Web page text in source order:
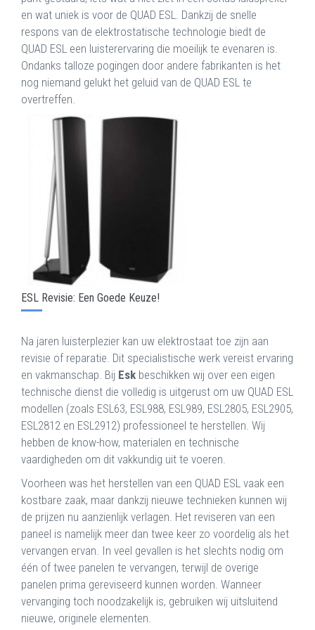
en wat uniek is voor de QUAD ESL. Dankzij de snelle
respons van de elektrostatische technologie biedt de
QUAD ESL een luisterervaring die moeilijk te evenaren is.
Ondanks talloze pogingen door andere fabrikanten is het
nog niemand gelukt het geluid van de QUAD ESL te
overtreffen.
ESL Revisie: Een Goede Keuze!
Na jaren luisterplezier kan uw elektrostaat toe zijn aan
revisie of reparatie. Dit specialistische werk vereist ervaring
en vakmanschap. Bij Esk beschikken wij over een eigen
technische dienst die volledig is uitgerust om uw QUAD ESL
modellen (zoals ESL63, ESL988, ESL989, ESL2805, ESL2905,
ESL2812 en ESL2912) professioneel te herstellen. Wij
hebben de know-how, materialen en technische
vaardigheden om dit vakkundig uit te voeren.
Voorheen was het herstellen van een QUAD ESL vaak een
kostbare zaak, maar dankzij nieuwe technieken kunnen wij
de prijzen nu aanzienlijk verlagen. Het reviseren van een
paneel is namelijk meer dan twee keer zo voordelig als het
vervangen ervan. In veel gevallen is het slechts nodig om
één of twee panelen te vervangen, terwijl de overige
panelen prima gereviseerd kunnen worden. Wanneer
vervanging toch noodzakelijk is, gebruiken wij uitsluitend
nieuwe, originele elementen.